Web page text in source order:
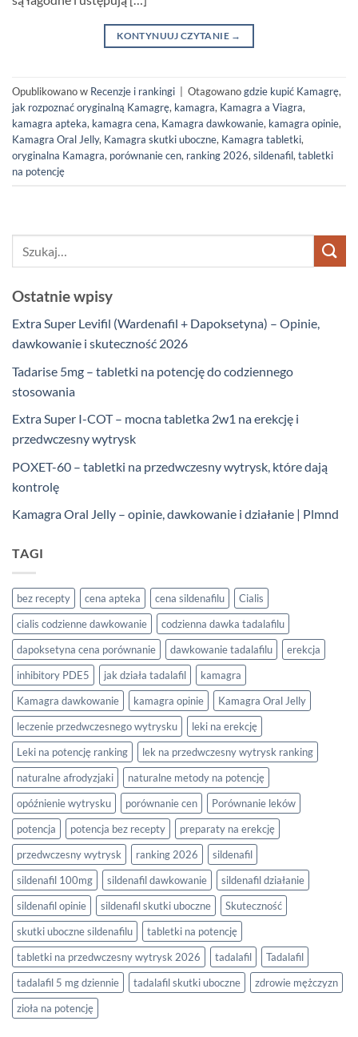
KONTYNUUJ CZYTANIE →
Opublikowano w Recenzje i rankingi Otagowanogdzie kupić Kamagrę,
jak rozpoznać oryginalną Kamagrę, kamagra, Kamagra a Viagra,
kamagra apteka, kamagra cena, Kamagra dawkowanie, kamagra opinie,
Kamagra Oral Jelly, Kamagra skutki uboczne, Kamagra tabletki,
oryginalna Kamagra, porównanie cen, ranking 2026, sildenafil, tabletki
na potencję
Ostatnie wpisy
Extra Super Levifil (Wardenafil + Dapoksetyna) – Opinie,
dawkowanie i skuteczność 2026
Tadarise 5mg – tabletki na potencję do codziennego
stosowania
Extra Super I-COT – mocna tabletka 2w1 na erekcję i
przedwczesny wytrysk
POXET-60 – tabletki na przedwczesny wytrysk, które dają
kontrolę
Kamagra Oral Jelly – opinie, dawkowanie i działanie | Plmnd
TAGI
bez recepty cena apteka cena sildenafilu
Cialis
cialis codzienne dawkowanie
codzienna dawka tadalafilu
dapoksetyna cena porównanie
dawkowanie tadalafilu
erekcja
inhibitory PDE5
jak działa tadalafil
kamagra
Kamagra dawkowanie
kamagra opinie
Kamagra Oral Jelly
leczenie przedwczesnego wytrysku
leki na erekcję
Leki na potencję ranking
lek na przedwczesny wytrysk ranking
naturalne afrodyzjaki
naturalne metody na potencję
opóźnienie wytrysku
porównanie cen
Porównanie leków
potencja
potencja bez recepty
preparaty na erekcję
przedwczesny wytrysk
ranking 2026
sildenafil
sildenafil 100mg
sildenafil dawkowanie
sildenafil działanie
sildenafil opinie
sildenafil skutki uboczne
Skuteczność
skutki uboczne sildenafilu
tabletki na potencję
tabletki na przedwczesny wytrysk 2026
tadalafil
Tadalafil
tadalafil 5 mg dziennie
tadalafil skutki uboczne
zdrowie mężczyzn
zioła na potencję